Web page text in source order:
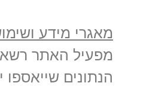
מאגרי מידע
מפעיל האתר
הנתונים